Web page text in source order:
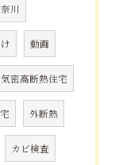
川
動画
密高断熱住宅
外断熱
カビ検査